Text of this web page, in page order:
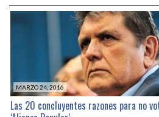
MARZO 24, 2016
Las 20 concluyentes razones para no